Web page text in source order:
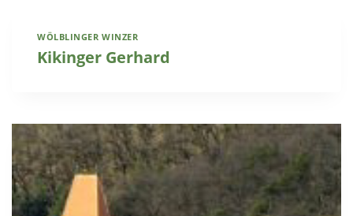
WÖLBLINGER WINZER
Kikinger Gerhard